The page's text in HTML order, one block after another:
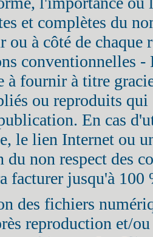
et complètes du
ou à côté de chaque
conventionnelles
à fournir à titre
ou reproduits
En cas
le lien Internet ou
du non respect des
facturer jusqu'à 100
des fichiers
reproduction et/